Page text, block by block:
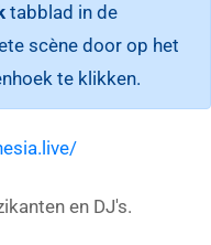
tabblad in de
scène door op het
te klikken.
en DJ's.